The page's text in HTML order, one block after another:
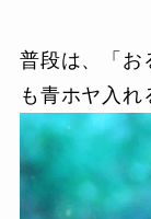
普段は、「お
も青ホヤ入れ